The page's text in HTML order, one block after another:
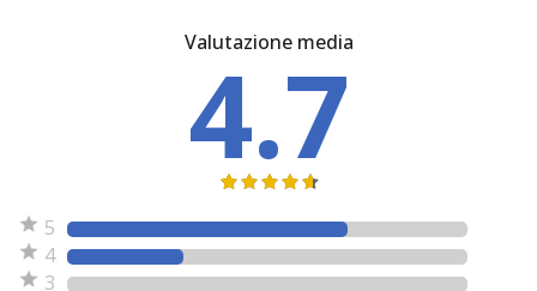
Valutazione media
4.7
5
4
3